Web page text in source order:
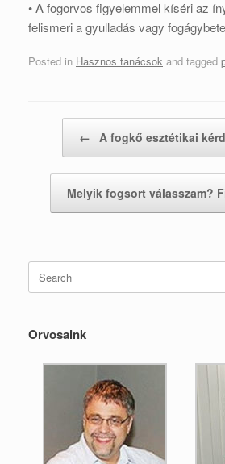
• A fogorvos figyelemmel kíséri az
felismeri a gyulladás vagy
Posted in Hasznos tanácsok and tagged
← A fogkő esztétikai
Melyik fogsort válasszam?
Search
for:
Orvosaink